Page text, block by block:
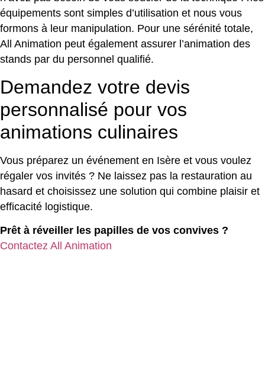
équipements sont simples d’utilisation et nous vous
formons à leur manipulation. Pour une sérénité totale,
All Animation peut également assurer l’animation des
stands par du personnel qualifié.
Demandez votre devis
personnalisé pour vos
animations culinaires
Vous préparez un événement en Isère et vous voulez
régaler vos invités ? Ne laissez pas la restauration au
hasard et choisissez une solution qui combine plaisir et
efficacité logistique.
Prêt à réveiller les papilles de vos convives ?
Contactez All Animation